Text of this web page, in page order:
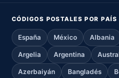
CÓDIGOS POSTALES POR PAÍS
España México Albania
Argelia Argentina
Azerbaiyán Bangladés